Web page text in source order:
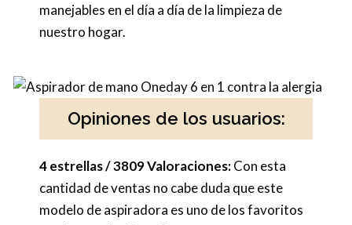
manejables en el día a día de la limpieza de
nuestro hogar.
Opiniones de los usuarios:
4 estrellas / 3809 Valoraciones:Con esta
cantidad de ventas no cabe duda que este
modelo de aspiradora es uno de los favoritos